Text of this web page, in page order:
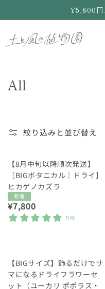
進む
¥5,800円
コ
シ
ン
:
All
絞り込みと並び替え
【8月中旬以降順次発送】
［BIGボタニカル｜ドライ］
ヒカゲノカズラ
新着
通
常
¥7,800
5件
SALE
【BIGサイズ】飾るだけでサ
マになるドライフラワーセ
ット（ユーカリ ポポラス・